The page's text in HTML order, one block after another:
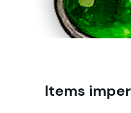
Items